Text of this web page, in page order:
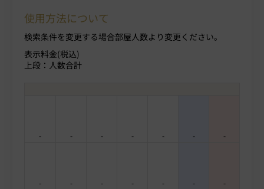
使用方法について
検索条件を変更する場合部屋人数より変更ください。
表示料金(税込)
上段：人数合計
- - - - - - -
- - - - - - -